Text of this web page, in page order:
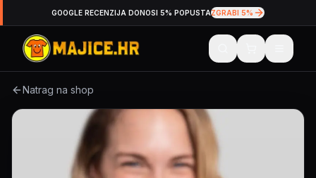
GOOGLE RECENZIJA DONOSI 5% POPUSTAZGRABI 5%
Natrag na shop